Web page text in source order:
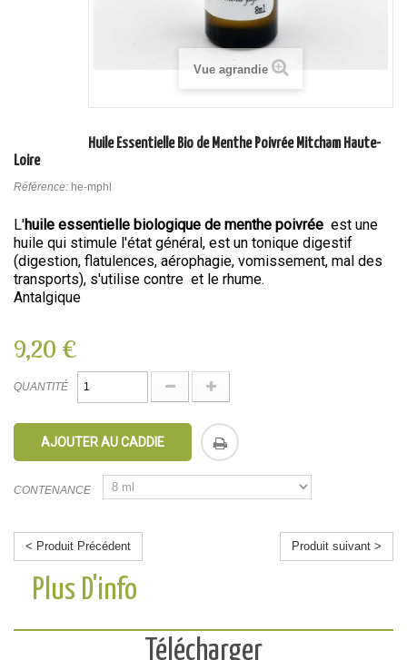
Vue agrandie
Huile Essentielle Bio de Menthe Poivrée Mitcham Haute-
Loire
Référence: he-mphl
L'huile essentielle biologique de menthe poivrée est une
huile qui stimule l'état général, est un tonique digestif
(digestion, flatulences, aérophagie, vomissement, mal des
transports), s'utilise contre et le rhume.
Antalgique
9,20 €
QUANTITÉ
AJOUTER AU CADDIE
CONTENANCE
< Produit Précédent Produit suivant >
Plus D'info
Télécharger